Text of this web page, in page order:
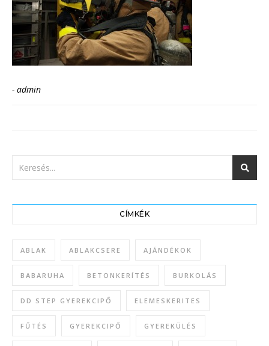
- admin
CÍMKÉK
ABLAK ABLAKCSERE AJÁNDÉKOK
BABARUHA BETONKERÍTÉS BURKOLÁS
DD STEP GYEREKCIPŐ ELEMESKERITES
FŰTÉS GYEREKCIPŐ GYEREKÜLÉS